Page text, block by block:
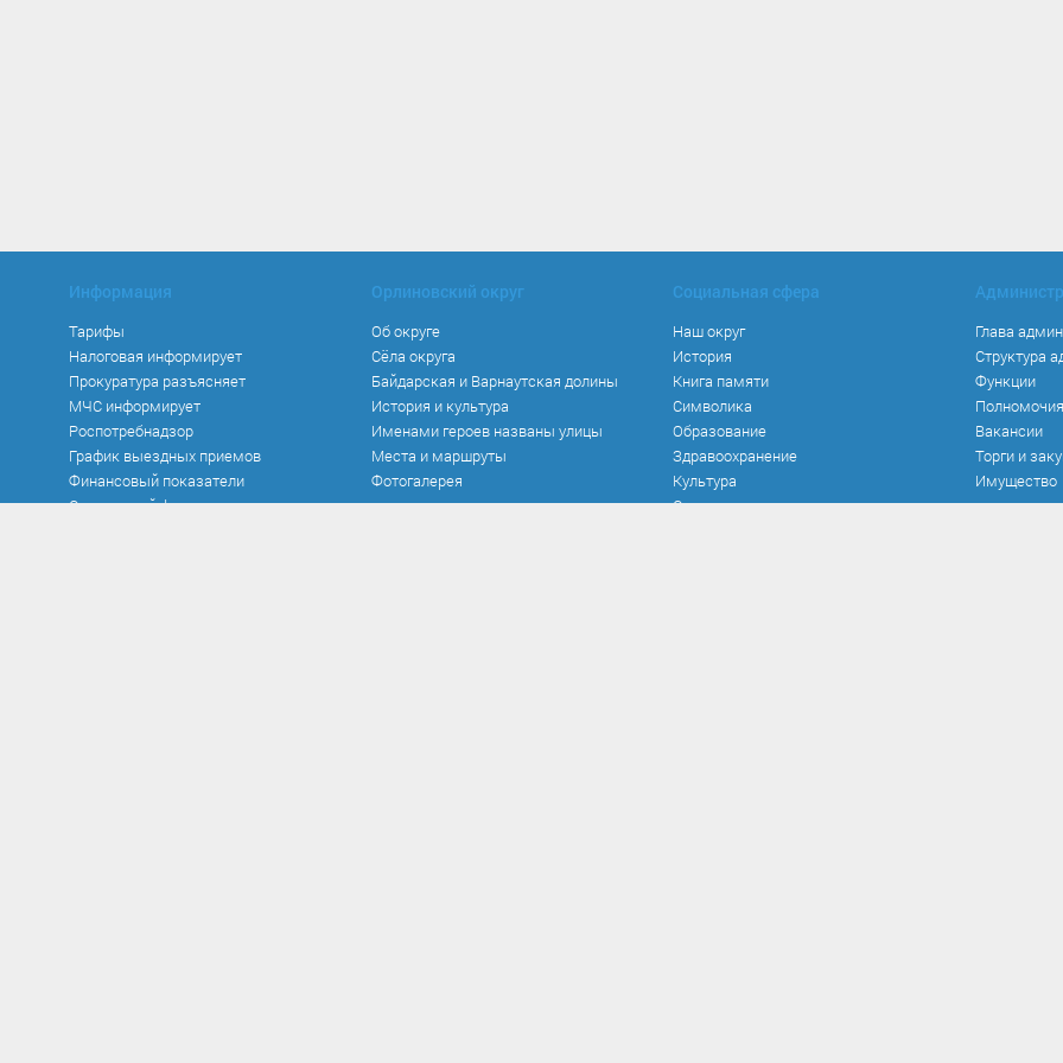
Информация
Тарифы
Налоговая информирует
Прокуратура разъясняет
МЧС информирует
Роспотребнадзор
График выездных приемов
Финансовый показатели
Социальный фонд
Орлиновский округ
Об округе
Сёла округа
Байдарская и Варнаутская долины
История и культура
Именами героев названы улицы
Места и маршруты
Фотогалерея
Социальная сфера
Наш округ
История
Книга памяти
Символика
Образование
Здравоохранение
Культура
Спорт
Глава
Структура
Функции
Полномочия
Вакансии
Торги и
Имущество